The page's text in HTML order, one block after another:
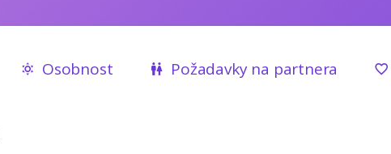
Osobnost Požadavky na partnera